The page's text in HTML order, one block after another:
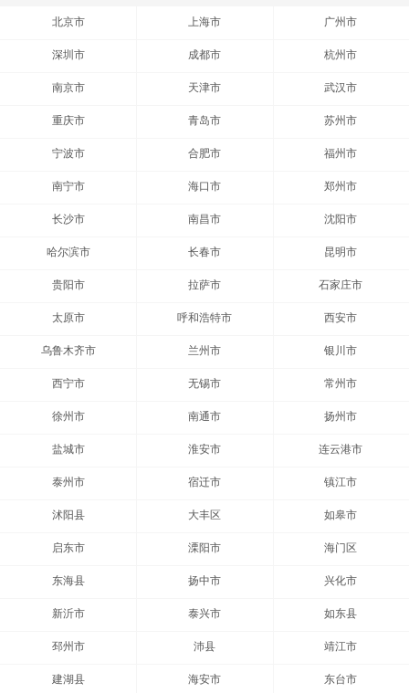
北京市 上海市 广州市
深圳市 成都市 杭州市
南京市 天津市 武汉市
重庆市 青岛市 苏州市
宁波市 合肥市 福州市
南宁市 海口市 郑州市
长沙市 南昌市 沈阳市
哈尔滨市 长春市 昆明市
贵阳市 拉萨市 石家庄市
太原市 呼和浩特市 西安市
乌鲁木齐市 兰州市 银川市
西宁市 无锡市 常州市
徐州市 南通市 扬州市
盐城市 淮安市 连云港市
泰州市 宿迁市 镇江市
沭阳县 大丰区 如皋市
启东市 溧阳市 海门区
东海县 扬中市 兴化市
新沂市 泰兴市 如东县
邳州市 沛县 靖江市
建湖县 海安市 东台市